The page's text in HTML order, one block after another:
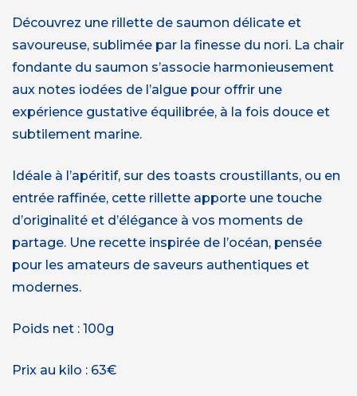
Découvrez une rillette de saumon délicate et
savoureuse, sublimée par la finesse du nori. La chair
fondante du saumon s’associe harmonieusement
aux notes iodées de l’algue pour offrir une
expérience gustative équilibrée, à la fois douce et
subtilement marine.
Idéale à l’apéritif, sur des toasts croustillants, ou en
entrée raffinée, cette rillette apporte une touche
d’originalité et d’élégance à vos moments de
partage. Une recette inspirée de l’océan, pensée
pour les amateurs de saveurs authentiques et
modernes.
Poids net : 100g
Prix au kilo : 63€